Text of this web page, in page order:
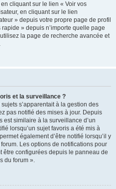
cliquant sur le lien « Voir vos
en cliquant sur le lien
» depuis votre propre page de profil
» depuis n’importe quelle page
la page de recherche avancée et
et la surveillance ?
s’apparentait à la gestion des
pas notifié des mises à jour. Depuis
est similaire à la surveillance d’un
lorsqu’un sujet favoris a été mis à
également d’être notifié lorsqu’il y
Les options de notifications pour
être configurées depuis le panneau de
du forum ».